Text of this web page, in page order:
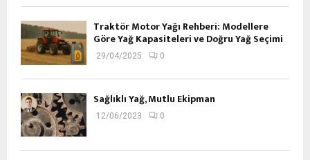
Traktör Motor Yağı Rehberi: Modellere
Göre Yağ Kapasiteleri ve Doğru Yağ Seçimi
29/04/2025 0
Sağlıklı Yağ, Mutlu Ekipman
12/06/2023 0